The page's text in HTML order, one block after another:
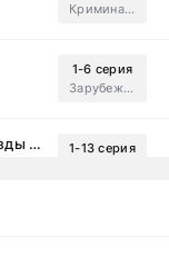
Криминал, Мистический, Триллер, Драма
1-6 серия
Зарубежный, Мелодрама, Драма
Бухта страсти: Восходящие звезды (2000)
1-13 серия